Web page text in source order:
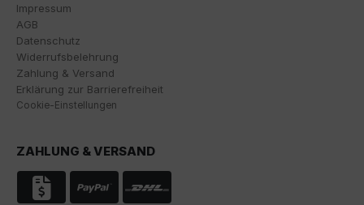
Impressum
AGB
Datenschutz
Widerrufsbelehrung
Zahlung & Versand
Erklärung zur Barrierefreiheit
Cookie-Einstellungen
ZAHLUNG & VERSAND
Cookie akzeptieren, stimmen Sie gemäß Art. 49 Abs. 1
Google verarbeitet werden. Die USA werden vom
Europäischen Gerichtshof als ein Land mit einem
nach EU-Standards unzureichenden
Datenschutzniveau eingestuft.
Überwachungszwecken, möglicherweise ohne
Rechtsmittel, verarbeitet werden. Wenn Sie auf "Nur
essenzielle Cookies akzeptieren" klicken, findet die
oben beschriebene Übertragung nicht statt.